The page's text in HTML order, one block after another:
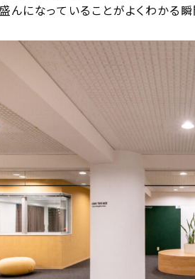
んになっていることがよくわかる瞬